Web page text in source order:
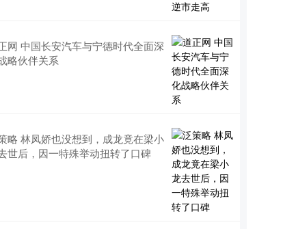
网 中国长安汽车与宁德时代全面深
略伙伴关系
略 林凤娇也没想到，成龙竟在梁小
世后，因一特殊举动扭转了口碑